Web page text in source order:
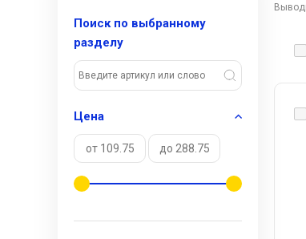
Поиск по выбранному
разделу
Цена